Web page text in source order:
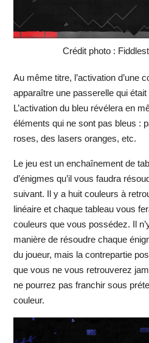
Crédit photo :
Au même titre, l’activation d’une
apparaître une passerelle qui
L’activation du bleu révélera en
éléments qui ne sont pas bleus :
roses, des lasers oranges, etc.
Le jeu est un enchaînement de
d’énigmes qu’il vous faudra
suivant. Il y a huit couleurs à
linéaire et chaque tableau vous
couleurs que vous possédez. Il
manière de résoudre chaque
du joueur, mais la contrepartie
que vous ne vous retrouverez
ne pourrez pas franchir sous
couleur.